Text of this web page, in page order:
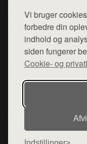
Vi bruger
forbedre din
indhold og
siden fungerer
Cookie- og
Top Rabatter
Kontakt
Denne side er en del
hjemmesider med
diverse webshops.
henviser til de shops,
varerne på lager.